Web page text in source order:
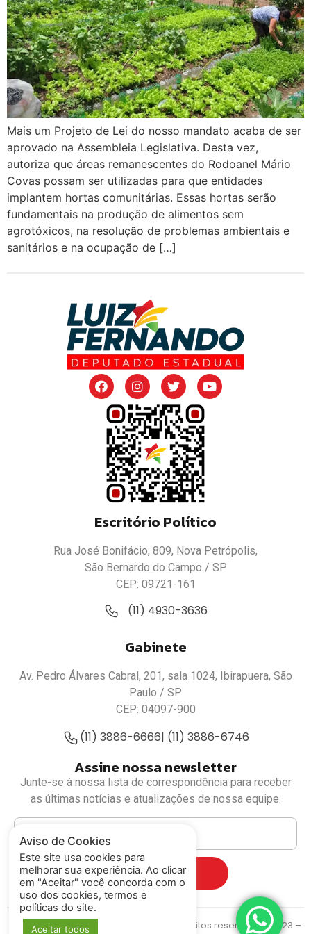
Mais um Projeto de Lei do nosso mandato acaba de ser
aprovado na Assembleia Legislativa. Desta vez,
autoriza que áreas remanescentes do Rodoanel Mário
Covas possam ser utilizadas para que entidades
implantem hortas comunitárias. Essas hortas serão
fundamentais na produção de alimentos sem
agrotóxicos, na resolução de problemas ambientais e
sanitários e na ocupação de […]
Escritório Político
Rua José Bonifácio, 809, Nova Petrópolis,
São Bernardo do Campo / SP
CEP: 09721-161
(11) 4930-3636
Gabinete
Av. Pedro Álvares Cabral, 201, sala 1024, Ibirapuera, São
Paulo / SP
CEP: 04097-900
(11) 3886-6666| (11) 3886-6746
Assine nossa newsletter
Junte-se à nossa lista de correspondência para receber
as últimas notícias e atualizações de nossa equipe.
Cadastrar
Deputado Luiz Fernando
© Todos os direitos reservados. 2023 –
Aviso de Cookies
Este site usa cookies para
melhorar sua experiência. Ao clicar
em "Aceitar" você concorda com o
uso dos cookies, termos e
políticas do site.
Aceitar todos